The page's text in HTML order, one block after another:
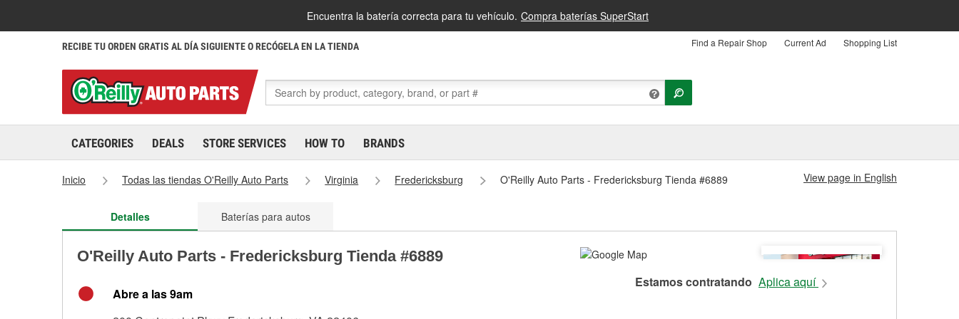
Encuentra la batería correcta para tu vehículo. Compra baterías SuperStart
RECIBE TU ORDEN GRATIS AL DÍA SIGUIENTE O RECÓGELA EN LA TIENDA Find a Repair Shop Current Ad Shopping List
CATEGORIES DEALS STORE SERVICES HOW TO BRANDS
Inicio Todas las tiendas O'Reilly Auto Parts Virginia Fredericksburg O'Reilly Auto Parts - Fredericksburg Tienda #6889 View page in English
Detalles Baterías para autos
O'Reilly Auto Parts - Fredericksburg Tienda #6889
Abre a las 9am
Estamos contratando Aplica aquí